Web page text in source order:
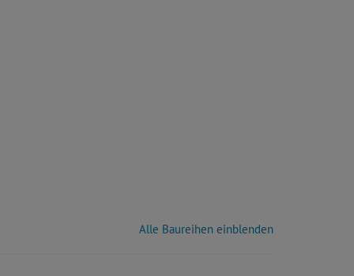
Alle Baureihen einblenden